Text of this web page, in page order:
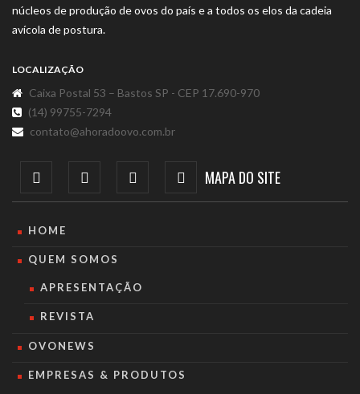
núcleos de produção de ovos do país e a todos os elos da cadeia
avícola de postura.
LOCALIZAÇÃO
Caixa Postal 53 – Bastos SP - CEP 17.690-970
(14) 99755-7294
contato@ahoradoovo.com.br
MAPA DO SITE
HOME
QUEM SOMOS
APRESENTAÇÃO
REVISTA
OVONEWS
EMPRESAS & PRODUTOS